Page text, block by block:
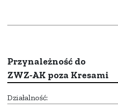
Przynależność do
ZWZ-AK poza Kresami
Działalność: